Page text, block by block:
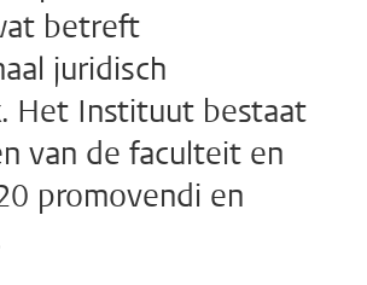
betreft
juridisch
Het Instituut bestaat
van de faculteit en
promovendi en